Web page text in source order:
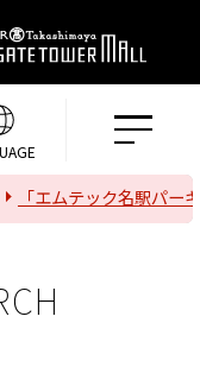
「エムテック名駅パーキ